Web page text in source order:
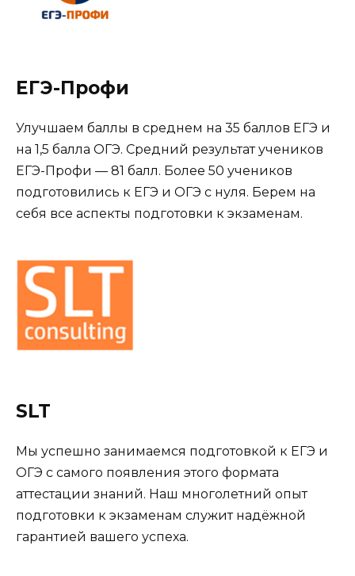
ЕГЭ-Профи
Улучшаем баллы в среднем на 35 баллов ЕГЭ и
на 1,5 балла ОГЭ. Средний результат учеников
ЕГЭ-Профи — 81 балл. Более 50 учеников
подготовились к ЕГЭ и ОГЭ с нуля. Берем на
себя все аспекты подготовки к экзаменам.
SLT
Мы успешно занимаемся подготовкой к ЕГЭ и
ОГЭ с самого появления этого формата
аттестации знаний. Наш многолетний опыт
подготовки к экзаменам служит надёжной
гарантией вашего успеха.